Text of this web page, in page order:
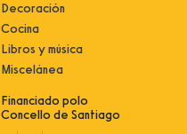
Decoración
Cocina
Libros y música
Miscelánea
Financiado polo
Concello de Santiago